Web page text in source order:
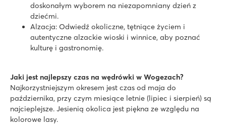
doskonałym wyborem na niezapomniany dzień z
dziećmi.
Alzacja: Odwiedź okoliczne, tętniące życiem i
autentyczne alzackie wioski i winnice, aby poznać
kulturę i gastronomię.
Jaki jest najlepszy czas na wędrówki w Wogezach?
Najkorzystniejszym okresem jest czas od maja do
października, przy czym miesiące letnie (lipiec i sierpień) są
najcieplejsze. Jesienią okolica jest piękna ze względu na
kolorowe lasy.